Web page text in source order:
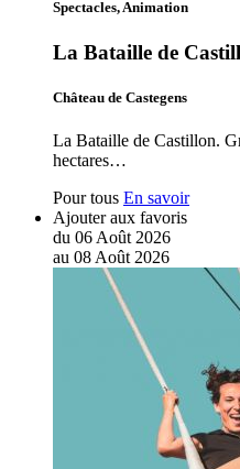
Spectacles, Animation
La Bataille de
Château de Castegens
La Bataille de Castillon.
hectares…
Pour tous En savoir
Ajouter aux favoris
du 06 Août 2026
au 08 Août 2026